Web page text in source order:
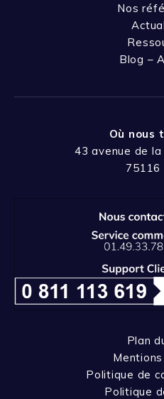
Nos
Blog –
Où nous
43 avenue de
75116
Plan
Politique de
Politique